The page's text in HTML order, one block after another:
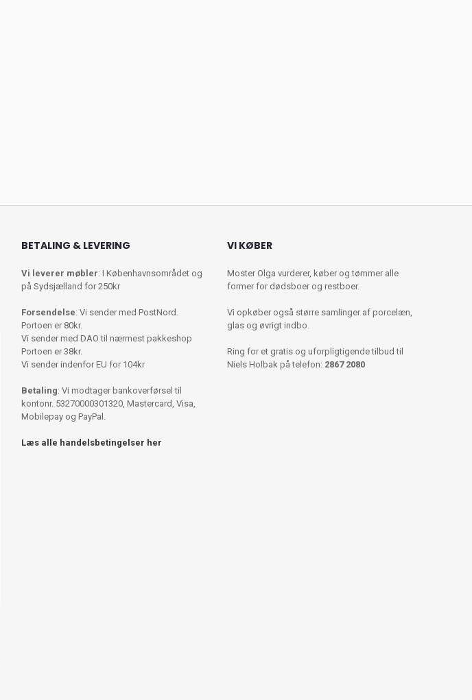
BETALING & LEVERING
Vi leverer møbler: I Københavnsområdet og
på Sydsjælland for 250kr
Forsendelse: Vi sender med PostNord.
Portoen er 80kr.
Vi sender med DAO til nærmest pakkeshop
Portoen er 38kr.
Vi sender indenfor EU for 104kr
Betaling: Vi modtager bankoverførsel til
kontonr. 53270000301320, Mastercard, Visa,
Mobilepay og PayPal.
Læs alle handelsbetingelser her
VI KØBER
Moster Olga vurderer, køber og tømmer alle
former for dødsboer og restboer.
Vi opkøber også større samlinger af porcelæn,
glas og øvrigt indbo.
Ring for et gratis og uforpligtigende tilbud til
Niels Holbak på telefon: 2867 2080